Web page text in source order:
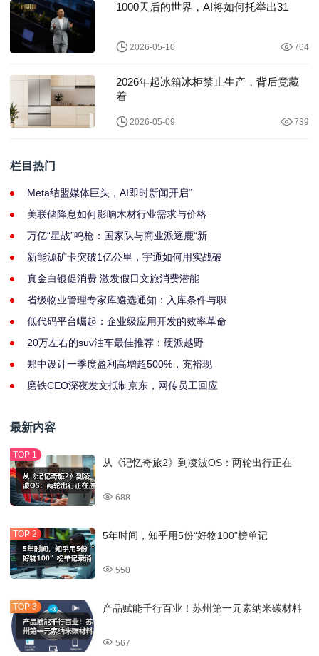
1000天后的世界，AI将如何托举出31
2026-05-10 764
2026年起冰箱冰柜禁止生产，背后竟藏
着
2026-05-09 739
栏目热门
Meta结盟媒体巨头，AI即时新闻开启“
美联储降息如何影响木材行业需求与价格
万亿“星战”鸣枪：国家队与商业派逐鹿“新
新能源矿卡突破1亿公里，宇通如何用实战破
真金白银促消费 激发假日文旅消费潜能
省级物业管理专家库遴选通知：入库条件与职
低代码平台崛起：企业级应用开发的效率革命
20万左右的suv油车最佳推荐：硬派越野
郑中设计一季度盈利高增超500%，充裕现
磨铁CEO深夜发文抵制京东，网传员工回应
最新内容
从《记忆奇旅2》到凌波OS：两轮出行正在
688
5年时间，知乎用5份“好物100”榜单记
550
产品赋能千行百业！苏州第一元素纳米碳材料
567